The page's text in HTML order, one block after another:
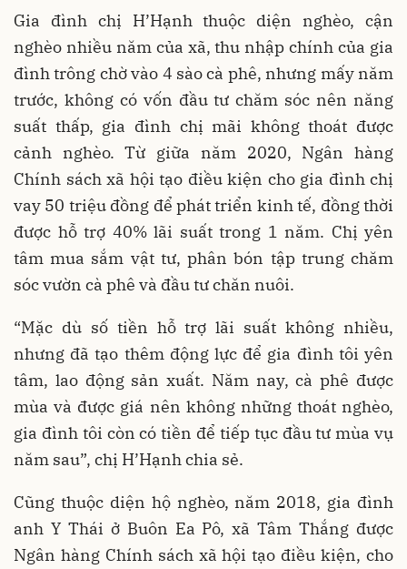
Gia đình chị H’Hạnh thuộc diện nghèo, cận
nghèo nhiều năm của xã, thu nhập chính của gia
đình trông chờ vào 4 sào cà phê, nhưng mấy năm
trước, không có vốn đầu tư chăm sóc nên năng
suất thấp, gia đình chị mãi không thoát được
cảnh nghèo. Từ giữa năm 2020, Ngân hàng
Chính sách xã hội tạo điều kiện cho gia đình chị
vay 50 triệu đồng để phát triển kinh tế, đồng thời
được hỗ trợ 40% lãi suất trong 1 năm. Chị yên
tâm mua sắm vật tư, phân bón tập trung chăm
sóc vườn cà phê và đầu tư chăn nuôi.
“Mặc dù số tiền hỗ trợ lãi suất không nhiều,
nhưng đã tạo thêm động lực để gia đình tôi yên
tâm, lao động sản xuất. Năm nay, cà phê được
mùa và được giá nên không những thoát nghèo,
gia đình tôi còn có tiền để tiếp tục đầu tư mùa vụ
năm sau”, chị H’Hạnh chia sẻ.
Cũng thuộc diện hộ nghèo, năm 2018, gia đình
anh Y Thái ở Buôn Ea Pô, xã Tâm Thắng được
Ngân hàng Chính sách xã hội tạo điều kiện, cho